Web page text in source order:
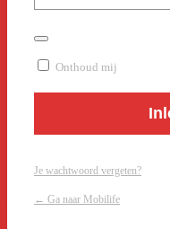
Onthoud mij
Je wachtwoord vergeten?
← Ga naar Mobilife